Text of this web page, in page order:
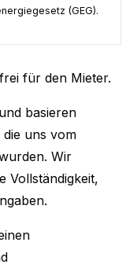
(GEG).
für den Mieter.
basieren
uns vom
Wir
Vollständigkeit,